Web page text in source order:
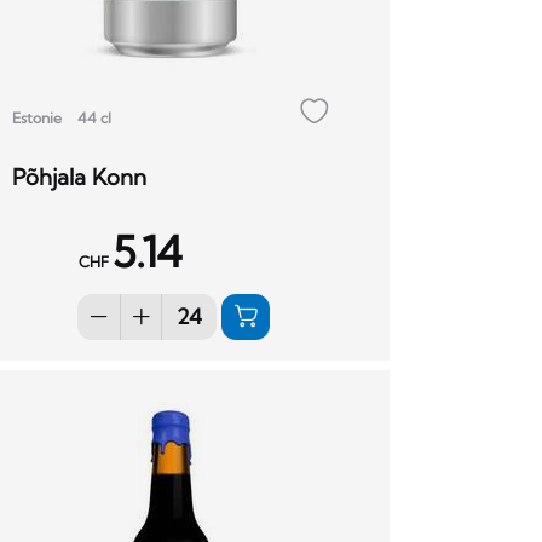
Estonie 44 cl
Põhjala Konn
CHF 5.14